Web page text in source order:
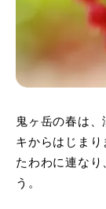
鬼ヶ岳の春は
キからはじま
たわわに連なり
う。